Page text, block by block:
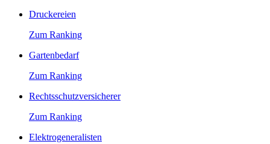
Druckereien
Zum Ranking
Gartenbedarf
Zum Ranking
Rechtsschutzversicherer
Zum Ranking
Elektrogeneralisten